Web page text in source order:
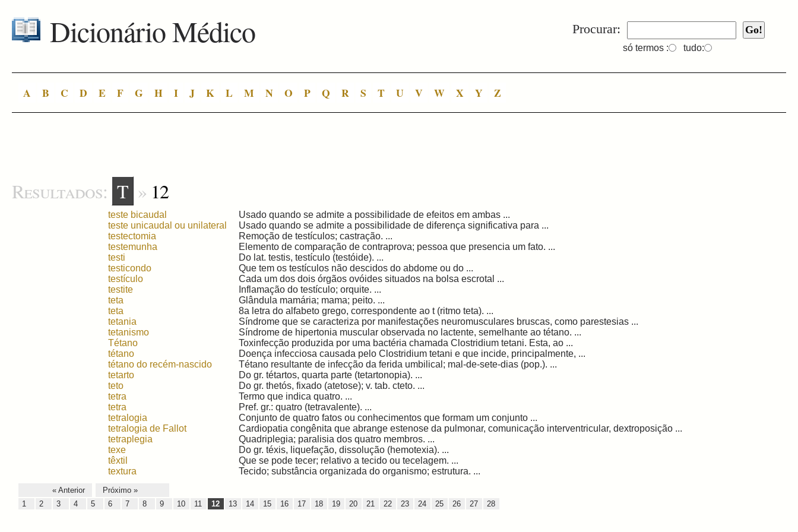
Procurar:
só termos : tudo:
Dicionário Médico
A B C D E F G H I J K L M N O P Q R S T U V W X Y Z
Resultados: T » 12
teste bicaudal
Usado quando se admite a possibilidade de efeitos em ambas ...
teste unicaudal ou unilateral
Usado quando se admite a possibilidade de diferença significativa para ...
testectomia
Remoção de testículos; castração. ...
testemunha
Elemento de comparação de contraprova; pessoa que presencia um fato. ...
testi
Do lat. testis, testículo (testóide). ...
testicondo
Que tem os testículos não descidos do abdome ou do ...
testículo
Cada um dos dois órgãos ovóides situados na bolsa escrotal ...
testite
Inflamação do testículo; orquite. ...
teta
Glândula mamária; mama; peito. ...
teta
8a letra do alfabeto grego, correspondente ao t (ritmo teta). ...
tetania
Síndrome que se caracteriza por manifestações neuromusculares bruscas, como parestesias ...
tetanismo
Síndrome de hipertonia muscular observada no lactente, semelhante ao tétano. ...
Tétano
Toxinfecção produzida por uma bactéria chamada Clostridium tetani. Esta, ao ...
tétano
Doença infecciosa causada pelo Clostridium tetani e que incide, principalmente, ...
tétano do recém-nascido
Tétano resultante de infecção da ferida umbilical; mal-de-sete-dias (pop.). ...
tetarto
Do gr. tétartos, quarta parte (tetartonopia). ...
teto
Do gr. thetós, fixado (atetose); v. tab. cteto. ...
tetra
Termo que indica quatro. ...
tetra
Pref. gr.: quatro (tetravalente). ...
tetralogia
Conjunto de quatro fatos ou conhecimentos que formam um conjunto ...
tetralogia de Fallot
Cardiopatia congênita que abrange estenose da pulmonar, comunicação interventricular, dextroposição ...
tetraplegia
Quadriplegia; paralisia dos quatro membros. ...
texe
Do gr. téxis, liquefação, dissolução (hemotexia). ...
têxtil
Que se pode tecer; relativo a tecido ou tecelagem. ...
textura
Tecido; substância organizada do organismo; estrutura. ...
« Anterior
Próximo »
1
2 3 4 5 6 7 8 9 10 11 12 13 14 15 16 17 18 19 20 21 22 23 24 25 26 27 28